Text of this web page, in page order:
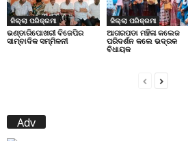
ଜିଲ୍ଲା ପରିକ୍ରମା
ଭଣ୍ଡାରିପୋଖରୀ ବିଜେପିର
ସାମ୍ବାଦିକ ସମ୍ମିଳନୀ
ଜିଲ୍ଲା ପରିକ୍ରମା
ଆଗରପଡା ମହିଳା କଲେଜ
ପରିଦର୍ଶନ କଲେ ଭଦ୍ରକ
ବିଧାୟକ
Adv